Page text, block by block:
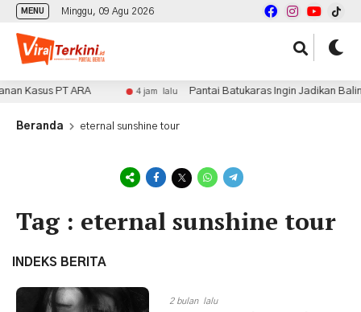
MENU Minggu, 09 Agu 2026
Kasus PT ARA 4 jam lalu Pantai Batukaras Ingin Jadikan
Beranda eternal sunshine tour
Tag : eternal sunshine tour
INDEKS BERITA
2 bulan lalu